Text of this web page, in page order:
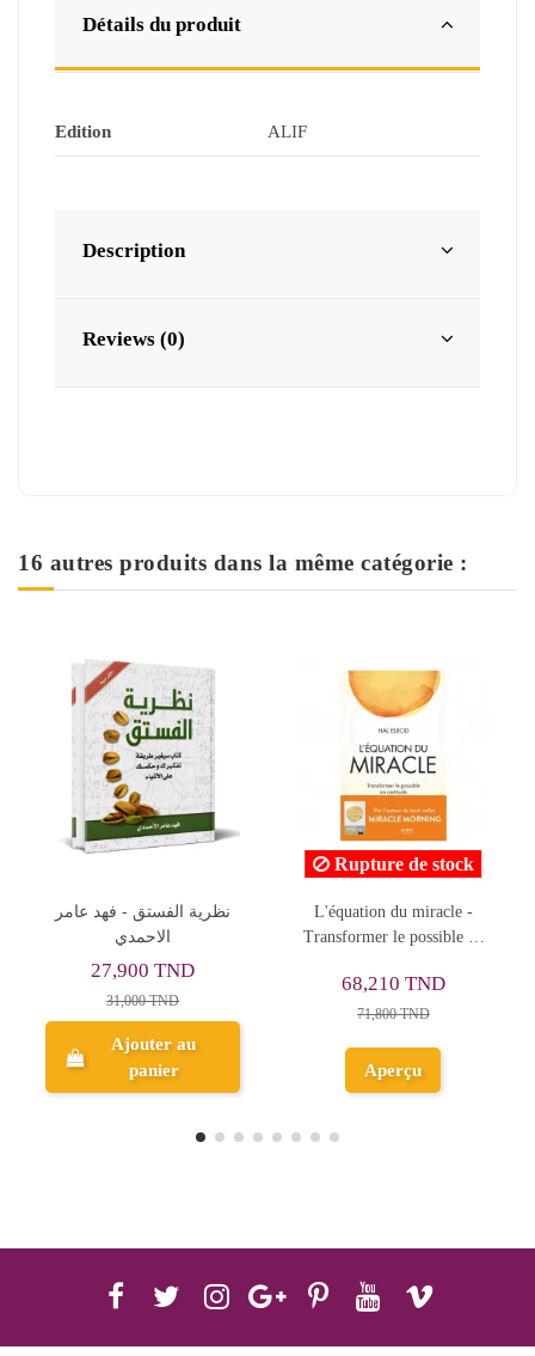
Détails du produit
Edition ALIF
Description
Reviews (0)
16 autres produits dans la même catégorie :
نظرية
Rupture de stock
L'équation du miracle -
Transformer le possible en
certitude - Hal ELROD
LEARNING